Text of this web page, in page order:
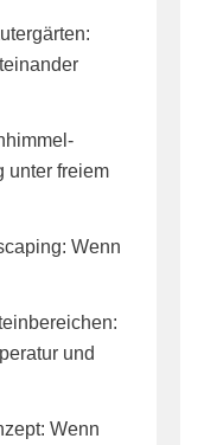
unter freiem
Wenn
und
Wenn